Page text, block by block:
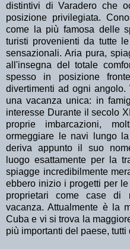
distintivi di Varadero che
posizione privilegiata.
come la più famosa delle
turisti provenienti da tutte
sensazionali. Aria pura,
all'insegna del totale
spesso in posizione
divertimenti ad ogni
una vacanza unica: in
interesse Durante il secolo
proprie imbarcazioni,
ormeggiare le navi lungo
deriva appunto il suo
luogo esattamente per la
spiagge incredibilmente
ebbero inizio i progetti per
proprietari come case di
vacanza. Attualmente è la
Cuba e vi si trova la
più importanti del paese, tutti